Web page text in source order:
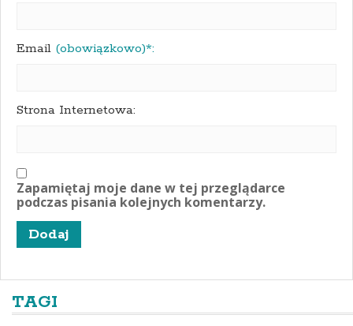
Email (obowiązkowo)*:
Strona Internetowa:
Zapamiętaj moje dane w tej przeglądarce
podczas pisania kolejnych komentarzy.
TAGI